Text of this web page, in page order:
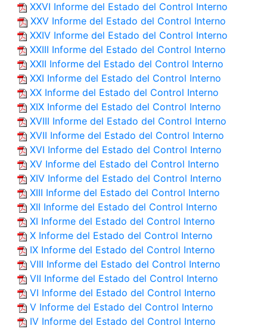
XXVI Informe del Estado del Control Interno
XXV Informe del Estado del Control Interno
XXIV Informe del Estado del Control Interno
XXIII Informe del Estado del Control Interno
XXII Informe del Estado del Control Interno
XXI Informe del Estado del Control Interno
XX Informe del Estado del Control Interno
XIX Informe del Estado del Control Interno
XVIII Informe del Estado del Control Interno
XVII Informe del Estado del Control Interno
XVI Informe del Estado del Control Interno
XV Informe del Estado del Control Interno
XIV Informe del Estado del Control Interno
XIII Informe del Estado del Control Interno
XII Informe del Estado del Control Interno
XI Informe del Estado del Control Interno
X Informe del Estado del Control Interno
IX Informe del Estado del Control Interno
VIII Informe del Estado del Control Interno
VII Informe del Estado del Control Interno
VI Informe del Estado del Control Interno
V Informe del Estado del Control Interno
IV Informe del Estado del Control Interno